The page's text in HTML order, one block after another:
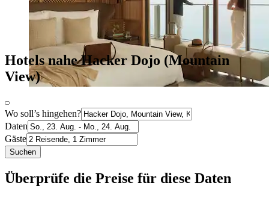
Hotels nahe Hacker Dojo (Mountain
View)
Wo soll’s hingehen?
Daten
Gäste
Suchen
Überprüfe die Preise für diese Daten